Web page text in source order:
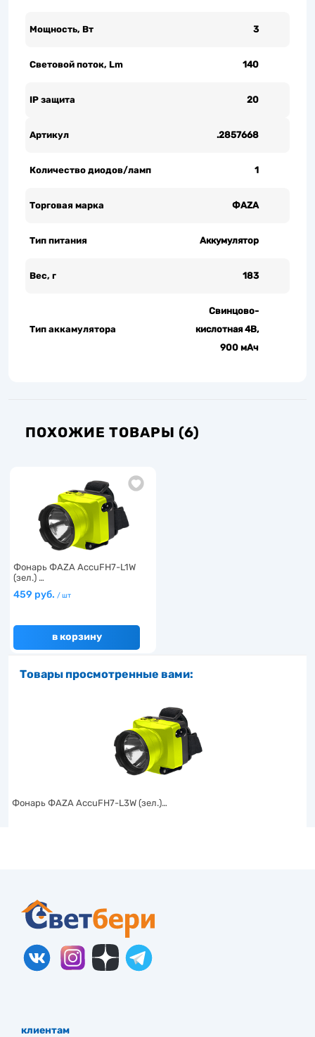
Мощность, Вт 3
Световой поток, Lm 140
IP защита 20
Артикул .2857668
Количество диодов/ламп 1
Торговая марка ФАZА
Тип питания Аккумулятор
Вес, г 183
Тип аккамулятора
Свинцово-
кислотная 4В,
900 мАч
ПОХОЖИЕ ТОВАРЫ (6)
Фонарь ФАZА AccuFH7-L1W
(зел.) …
459 руб. / шт
в корзину
Товары просмотренные вами:
Фонарь ФАZА AccuFH7-L3W (зел.)…
клиентам